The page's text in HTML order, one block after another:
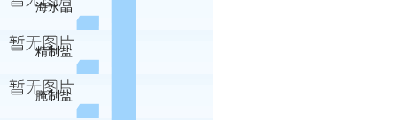
海水晶
精制盐
腌制盐